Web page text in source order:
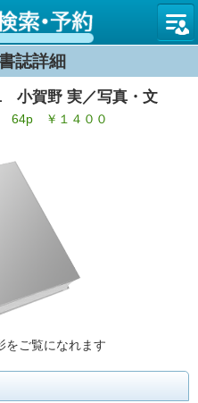
図書館
誌詳細
小賀野 実／写真・文
￥１４００
をご覧になれます